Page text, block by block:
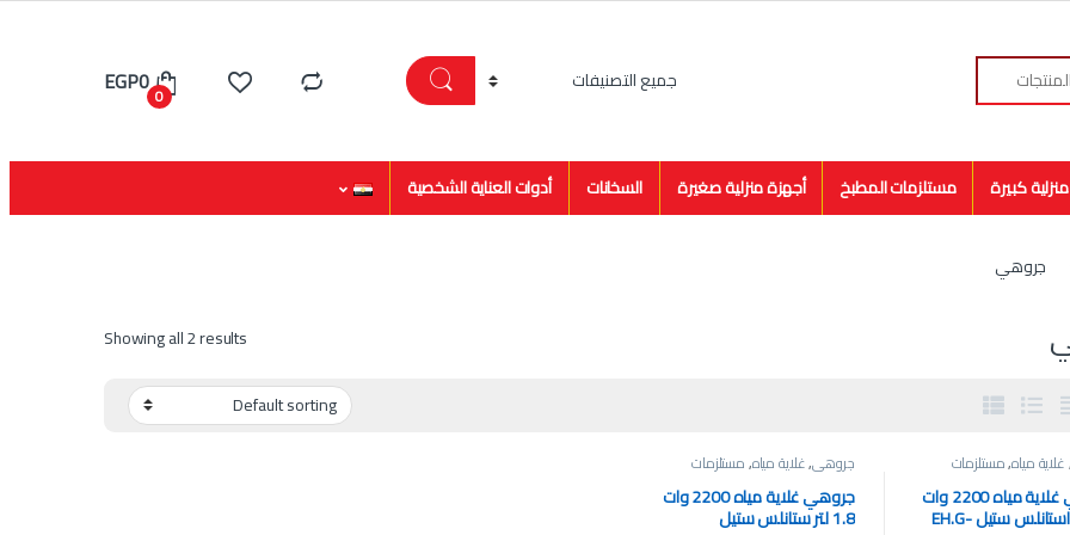
0
EGP0
كبيرة مستلزمات المطبخ أجهزة منزلية صغيرة السخانات أدوات العناية الشخصية
جروهي
Showing all 2 results
,غلاية مياه,مستلزمات
جروهي غلاية مياه 2200 وات
1.8 لتر استانلس ستيل EH.G-
جروهي,غلاية مياه,مستلزمات
المطبخ
جروهي غلاية مياه 2200 وات
1.8 لتر ستانلس ستيل